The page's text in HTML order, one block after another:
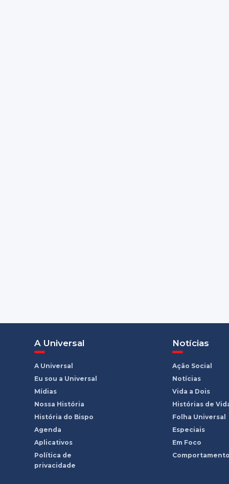
A Universal
A Universal
Eu sou a Universal
Mídias
Nossa História
História do Bispo
Agenda
Aplicativos
Política de
privacidade
Notícias
Ação Social
Notícias
Vida a Dois
Histórias de
Folha Universal
Especiais
Em Foco
Comportamento